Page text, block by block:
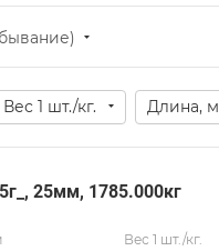
Вес 1 шт./кг. Длина, м
25мм, 1785.000кг
Вес 1 шт./кг.